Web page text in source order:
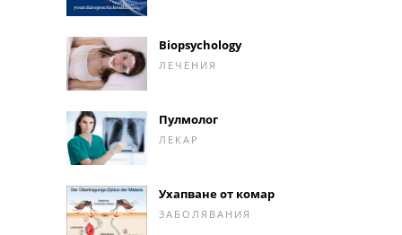
Biopsychology
ЛЕЧЕНИЯ
Пулмолог
ЛЕКАР
Ухапване от комар
ЗАБОЛЯВАНИЯ